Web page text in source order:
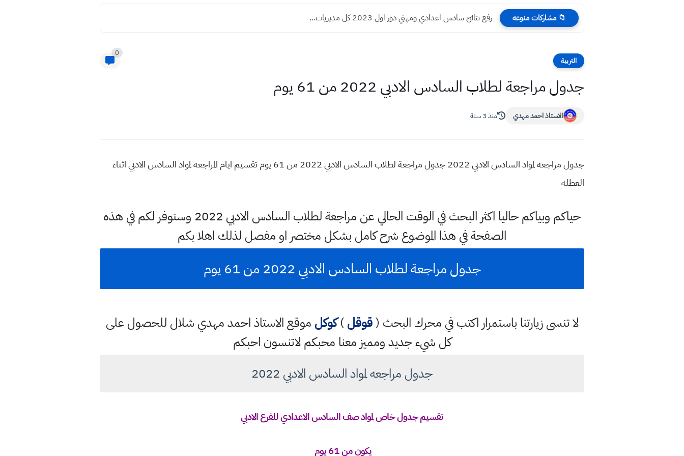
📁 مشاركات منوعه رفع نتائج سادس اعدادي ومهني دور اول 2023 كل مديريات...
التربية
0
جدول مراجعة لطلاب السادس الادبي 2022 من 61 يوم
الاستاذ احمد مهدي منذ 3 سنة
جدول مراجعه لمواد السادس الادبي 2022 جدول مراجعة لطلاب السادس الادبي 2022 من 61 يوم تقسيم ايام المراجعه لمواد السادس الادبي اثناء
العطله
حياكم وبياكم حاليا اكثر البحث في الوقت الحالي عن مراجعة لطلاب السادس الادبي 2022 وسنوفر لكم في هذه
الصفحة في هذا الموضوع شرح كامل بشكل مختصر او مفصل لذلك اهلا بكم
جدول مراجعة لطلاب السادس الادبي 2022 من 61 يوم
لا تنسى زيارتنا باستمرار اكتب في محرك البحث (قوقل)كوكل موقع الاستاذ احمد مهدي شلال للحصول على
كل شيء جديد ومميز معنا محبكم لاتنسون احبكم
جدول مراجعه لمواد السادس الادبي 2022
تقسيم جدول خاص لمواد صف السادس الاعدادي للفرع الادبي
يكون من 61 يوم